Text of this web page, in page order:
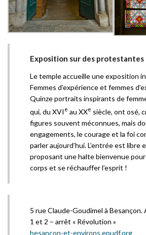
Exposition sur des protestantes
Le temple accueille une exposition
Femmes d’expérience et femmes
Quinze portraits inspirants de
qui, du XVI e au XXe siècle, ont osé,
figures souvent méconnues, mais
engagements, le courage et la foi
parler aujourd’hui. L’entrée est libre
proposant une halte bienvenue
corps et se réchauffer l’esprit !
5 rue Claude-Goudimel à Besançon.
1 et 2 – arrêt « Révolution »
besancon-et-environs.epudf.org